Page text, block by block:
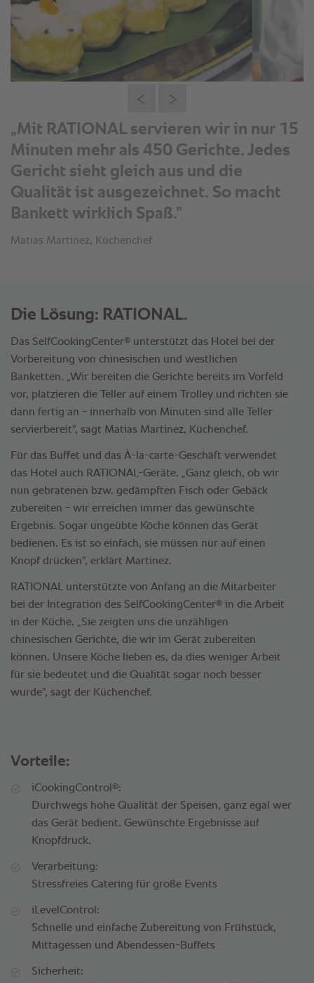
„Mit RATIONAL servieren wir in nur 15
Minuten mehr als 450 Gerichte. Jedes
Gericht sieht gleich aus und die
Qualität ist ausgezeichnet. So macht
Bankett wirklich Spaß."
Matias Martinez, Küchenchef
Die Lösung: RATIONAL.
Das SelfCookingCenter® unterstützt das Hotel bei der
Vorbereitung von chinesischen und westlichen
Banketten. „Wir bereiten die Gerichte bereits im Vorfeld
vor, platzieren die Teller auf einem Trolley und richten sie
dann fertig an - innerhalb von Minuten sind alle Teller
servierbereit", sagt Matias Martinez, Küchenchef.
Für das Buffet und das À-la-carte-Geschäft verwendet
das Hotel auch RATIONAL-Geräte. „Ganz gleich, ob wir
nun gebratenen bzw. gedämpften Fisch oder Gebäck
zubereiten - wir erreichen immer das gewünschte
Ergebnis. Sogar ungeübte Köche können das Gerät
bedienen. Es ist so einfach, sie müssen nur auf einen
Knopf drücken", erklärt Martinez.
RATIONAL unterstützte von Anfang an die Mitarbeiter
bei der Integration des SelfCookingCenter® in die Arbeit
in der Küche. „Sie zeigten uns die unzähligen
chinesischen Gerichte, die wir im Gerät zubereiten
können. Unsere Köche lieben es, da dies weniger Arbeit
für sie bedeutet und die Qualität sogar noch besser
wurde", sagt der Küchenchef.
Vorteile:
iCookingControl ®:
Durchwegs hohe Qualität der Speisen, ganz egal wer
das Gerät bedient. Gewünschte Ergebnisse auf
Knopfdruck.
Verarbeitung:
Stressfreies Catering für große Events
iLevelControl:
Schnelle und einfache Zubereitung von Frühstück,
Mittagessen und Abendessen-Buffets
Sicherheit: